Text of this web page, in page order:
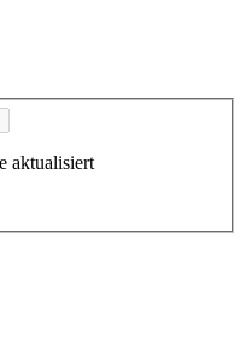
aktualisiert